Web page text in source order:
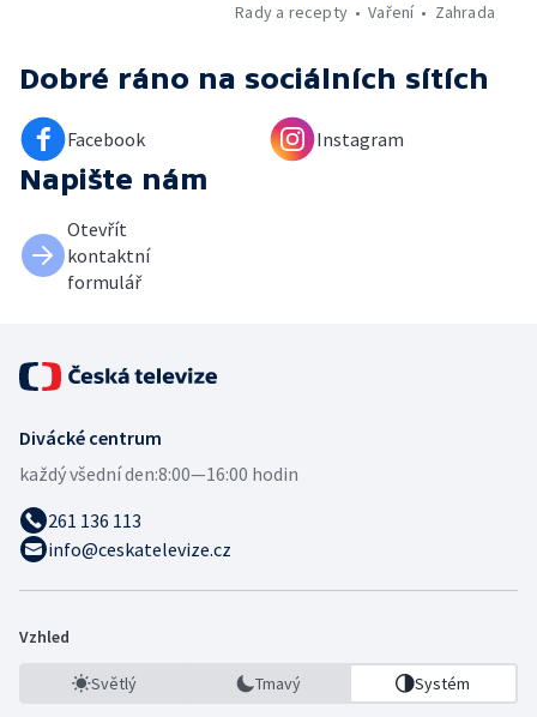
Rady a recepty
Vaření Zahrada
Dobré ráno na sociálních sítích
Facebook Instagram
Napište nám
Otevřít
kontaktní
formulář
Divácké centrum
každý všední den:8:00—16:00 hodin
261 136 113
info@ceskatelevize.cz
Vzhled
Světlý Tmavý Systém